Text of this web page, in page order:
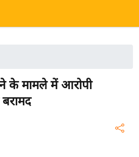
के मामले में आरोपी